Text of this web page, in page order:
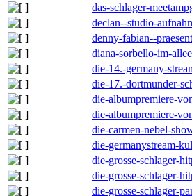
das-schlager-
declan--studio-
denny-fabian--
diana-sorbello-im-
die-14.-germany-
die-17.-dortmunder-
die-albumpremiere-
die-albumpremiere-
die-carmen-nebel-
die-germanystream-
die-grosse-schlager-
die-grosse-schlager-
die-grosse-schlager-